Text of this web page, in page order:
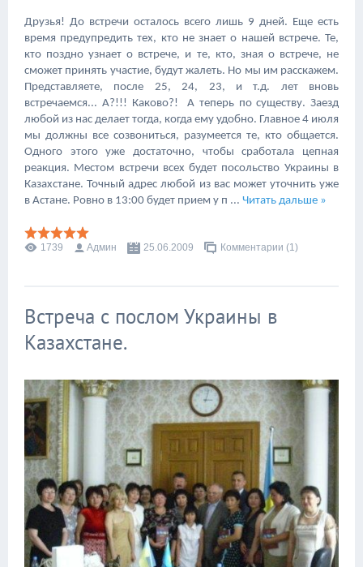
Друзья! До встречи осталось всего лишь 9 дней. Еще есть
время предупредить тех, кто не знает о нашей встрече. Те,
кто поздно узнает о встрече, и те, кто, зная о встрече, не
сможет принять участие, будут жалеть. Но мы им расскажем.
Представляете, после 25, 24, 23, и т.д. лет вновь
встречаемся... А?!!! Каково?! А теперь по существу. Заезд
любой из нас делает тогда, когда ему удобно. Главное 4 июля
мы должны все созвониться, разумеется те, кто общается.
Одного этого уже достаточно, чтобы сработала цепная
реакция. Местом встречи всех будет посольство Украины в
Казахстане. Точный адрес любой из вас может уточнить уже
в Астане. Ровно в 13:00 будет прием у п ... Читать дальше »
1739 Админ 25.06.2009 Комментарии (1)
Встреча с послом Украины в
Казахстане.